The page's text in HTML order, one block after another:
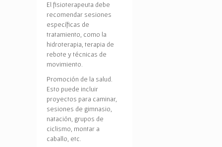
El fisioterapeuta debe
recomendar sesiones
específicas de
tratamiento, como la
hidroterapia, terapia de
rebote y técnicas de
movimiento.
Promoción de la salud.
Esto puede incluir
proyectos para caminar,
sesiones de gimnasio,
natación, grupos de
ciclismo, montar a
caballo, etc.